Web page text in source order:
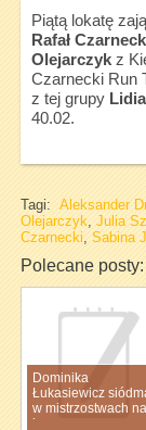
Piątą lokatę
Rafał
Olejarczykz
Czarnecki Run
z tej grupy
40.02.
Tagi: Aleksander
Olejarczyk, Julia
Czarnecki, Sabina
Polecane posty:
Dominika
Łukasiewicz
w mistrzostwach
km